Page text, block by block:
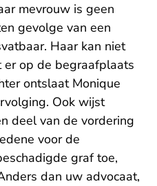
mevrouw is geen
gevolge van een
Haar kan niet
op de begraafplaats
ontslaat Monique
Ook wijst
deel van de vordering
voor de
graf toe,
dan uw advocaat,